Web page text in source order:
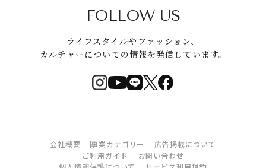
FOLLOW US
ライフスタイルやファッション、
カルチャーについての情報を発信しています。
会社概要 事業カテゴリー
広告掲載について
ご利用ガイド
お問い合わせ